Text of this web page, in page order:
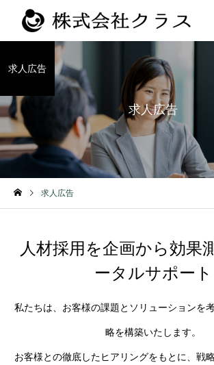
新卒
求人広告
求人広告
求人広告
人材採用を企画から効果
ータルサポート
私たちは、お客様の課題とソリューションを
略を構築いたします。
お客様との徹底したヒアリングをもとに、戦